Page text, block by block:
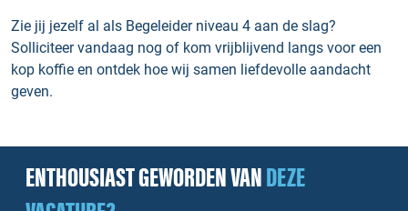
Zie jij jezelf al als Begeleider niveau 4 aan de slag?
Solliciteer vandaag nog of kom vrijblijvend langs voor een
kop koffie en ontdek hoe wij samen liefdevolle aandacht
geven.
ENTHOUSIAST GEWORDEN VANDEZE